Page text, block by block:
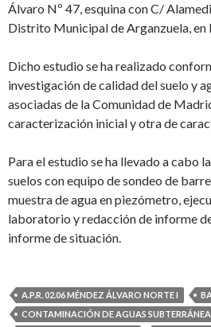
Álvaro Nº 47, esquina con C/
Distrito Municipal de Arganzuela, en
Dicho estudio se ha realizado
investigación de calidad del suelo y
asociadas de la Comunidad de
caracterización inicial y otra de
Para el estudio se ha llevado a cabo
suelos con equipo de sondeo de
muestra de agua en piezómetro,
laboratorio y redacción de informe
informe de situación.
A.P.R. 02.06 MÉNDEZ ÁLVARO NORTE I
CONTAMINACIÓN DE AGUAS